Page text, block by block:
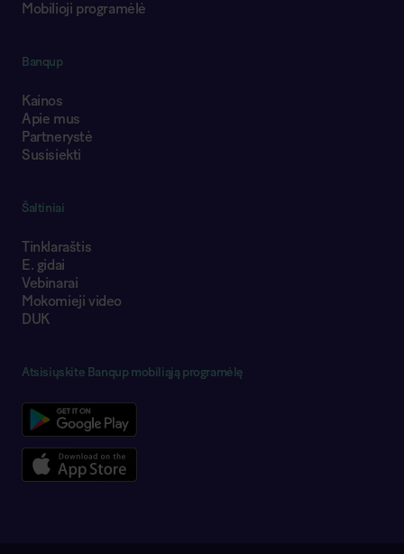
Mobilioji programėlė
Banqup
Kainos
Apie mus
Partnerystė
Susisiekti
Šaltiniai
Tinklaraštis
E. gidai
Vebinarai
Mokomieji video
DUK
Atsisiųskite Banqup mobiliąją programėlę